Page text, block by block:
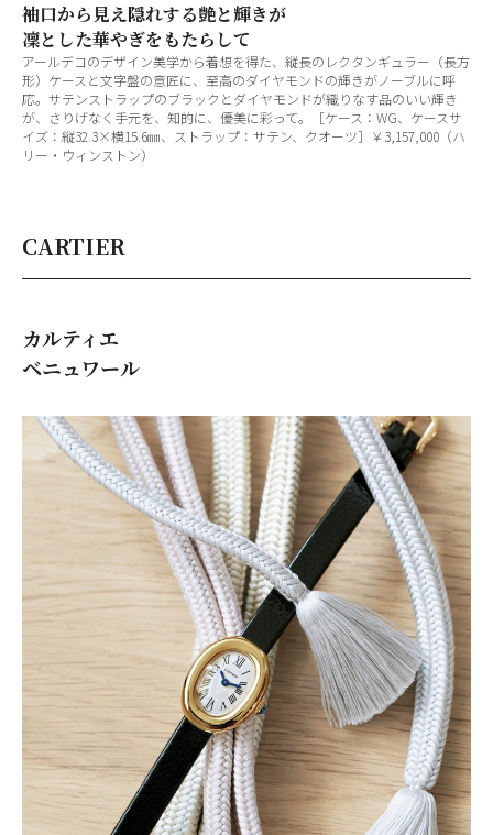
袖口から見え隠れする艶と輝きが
凜とした華やぎをもたらして
アールデコのデザイン美学から着想を得た、縦長のレクタンギュラー（長方
形）ケースと文字盤の意匠に、至高のダイヤモンドの輝きがノーブルに呼
応。サテンストラップのブラックとダイヤモンドが織りなす品のいい輝き
が、さりげなく手元を、知的に、優美に彩って。［ケース：WG、ケースサ
イズ：縦32.3×横15.6㎜、ストラップ：サテン、クオーツ］￥3,157,000（ハ
リー・ウィンストン）
CARTIER
カルティエ
ベニュワール